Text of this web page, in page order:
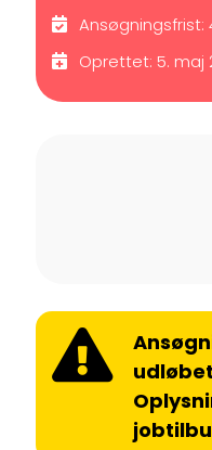
Ansøgningsfrist:
Oprettet: 5. maj